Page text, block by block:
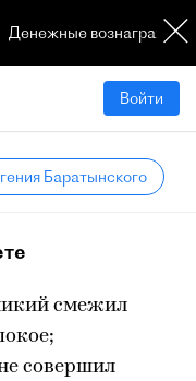
Денежные
Войти
Баратынского
смежил
совершил